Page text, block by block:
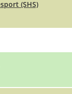
(SHS)